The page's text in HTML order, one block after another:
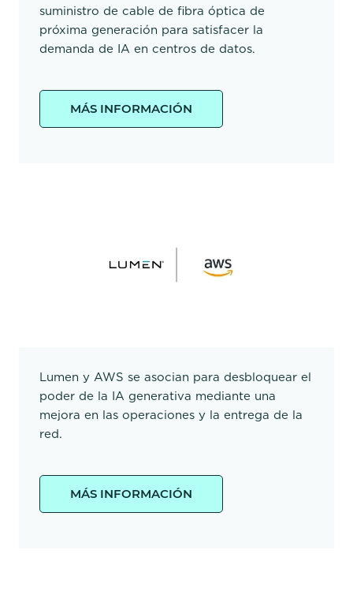
suministro de cable de fibra óptica de
próxima generación para satisfacer la
demanda de IA en centros de datos.
MÁS INFORMACIÓN
Lumen y AWS se asocian para desbloquear el
poder de la IA generativa mediante una
mejora en las operaciones y la entrega de la
red.
MÁS INFORMACIÓN